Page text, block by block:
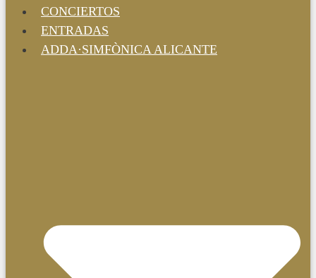
CONCIERTOS
ENTRADAS
ADDA·SIMFÒNICA ALICANTE